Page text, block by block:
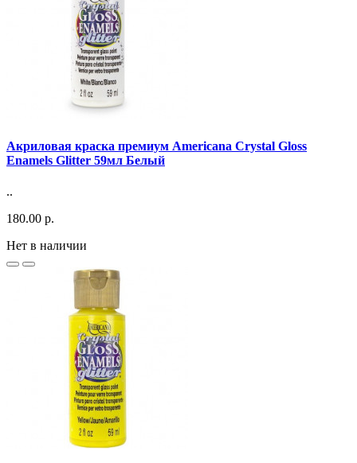
Акриловая краска премиум Americana Crystal Gloss
Enamels Glitter 59мл Белый
..
180.00 р.
Нет в наличии